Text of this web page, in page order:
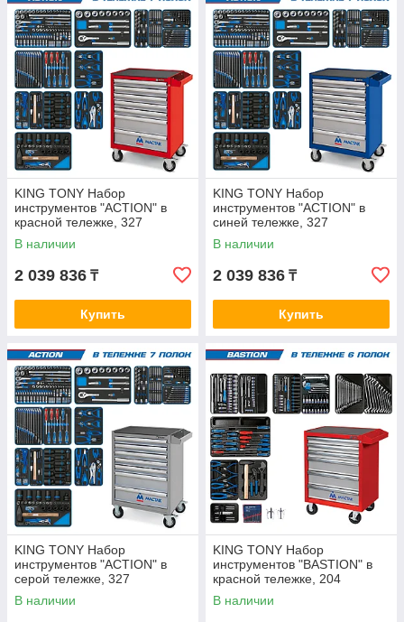
KING TONY Набор
инструментов "ACTION" в
красной тележке, 327
предметов KING TONY 934-
327AMR
В наличии
2 039 836 ₸
Купить
KING TONY Набор
инструментов "ACTION" в
синей тележке, 327
предметов KING TONY 934-
327AMB
В наличии
2 039 836 ₸
Купить
KING TONY Набор
инструментов "ACTION" в
серой тележке, 327
предметов KING TONY 934-
327AMG
В наличии
KING TONY Набор
инструментов "BASTION" в
красной тележке, 204
предмета KING TONY 934-
100AMR
В наличии